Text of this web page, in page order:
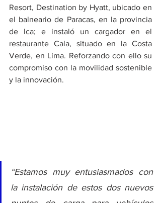
Resort, Destination by Hyatt, ubicado en
el balneario de Paracas, en la provincia
de Ica; e instaló un cargador en el
restaurante Cala, situado en la Costa
Verde, en Lima. Reforzando con ello su
compromiso con la movilidad sostenible
y la innovación.
“Estamos muy entusiasmados con
la instalación de estos dos nuevos